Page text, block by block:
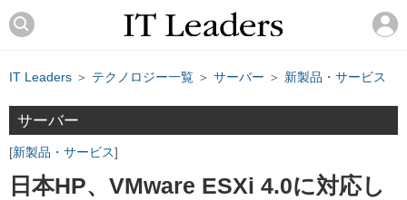
IT Leaders ＞ テクノロジー一覧 ＞ サーバー ＞ 新製品・サービス
サーバー
新製品・サービス
日本HP、VMware ESXi 4.0に対応し